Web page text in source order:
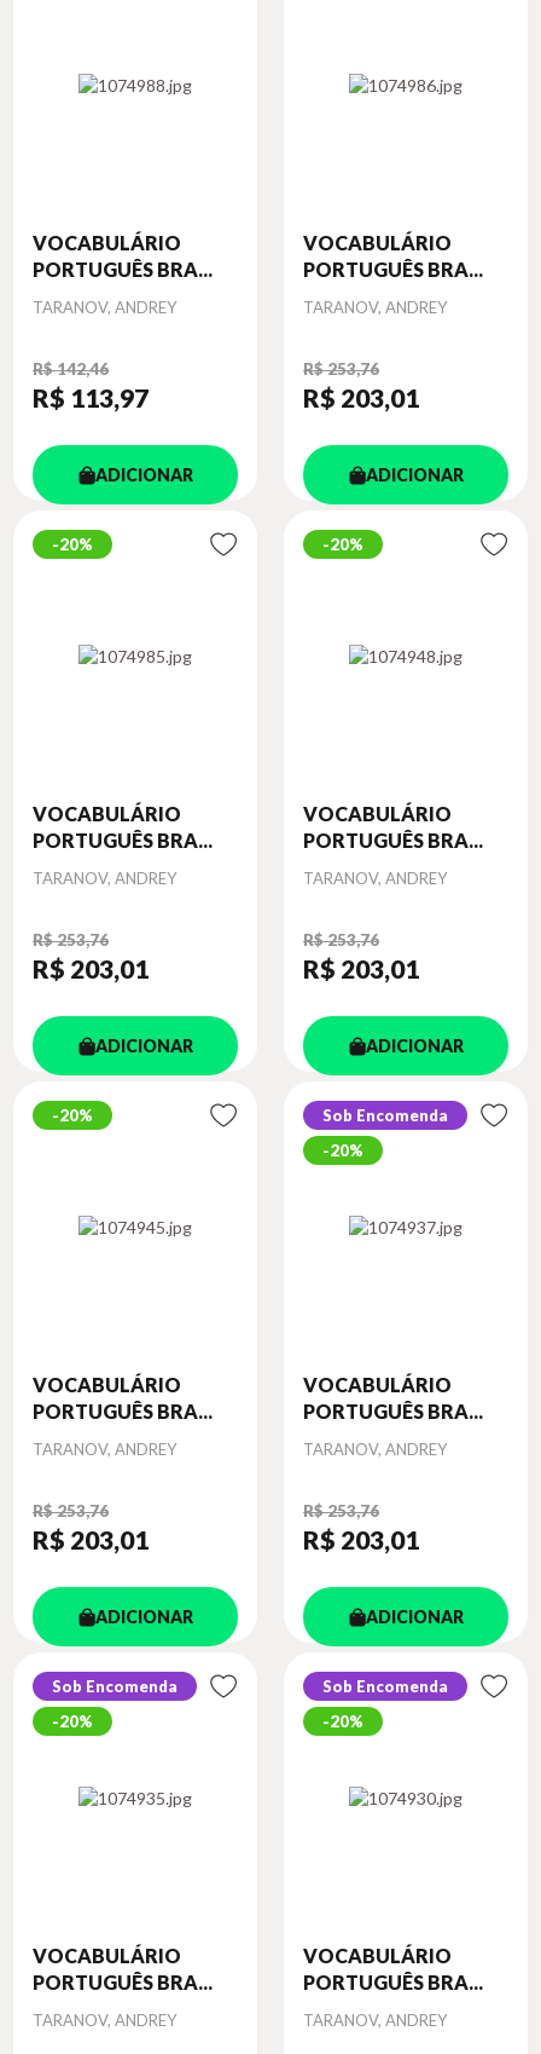
VOCABULÁRIO
PORTUGUÊS BRA...
Autor
TARANOV, ANDREY
R$ 142,46
R$ 113,97
ADICIONAR
VOCABULÁRIO
PORTUGUÊS BRA...
Autor
TARANOV, ANDREY
R$ 253,76
R$ 203,01
ADICIONAR
20%
VOCABULÁRIO
PORTUGUÊS BRA...
Autor
TARANOV, ANDREY
R$ 253,76
R$ 203,01
ADICIONAR
20%
VOCABULÁRIO
PORTUGUÊS BRA...
Autor
TARANOV, ANDREY
R$ 253,76
R$ 203,01
ADICIONAR
20%
VOCABULÁRIO
PORTUGUÊS BRA...
Autor
TARANOV, ANDREY
R$ 253,76
R$ 203,01
ADICIONAR
Sob Encomenda
20%
VOCABULÁRIO
PORTUGUÊS BRA...
Autor
TARANOV, ANDREY
R$ 253,76
R$ 203,01
ADICIONAR
Sob Encomenda
20%
VOCABULÁRIO
PORTUGUÊS BRA...
Autor
TARANOV, ANDREY
Sob Encomenda
20%
VOCABULÁRIO
PORTUGUÊS BRA...
Autor
TARANOV, ANDREY